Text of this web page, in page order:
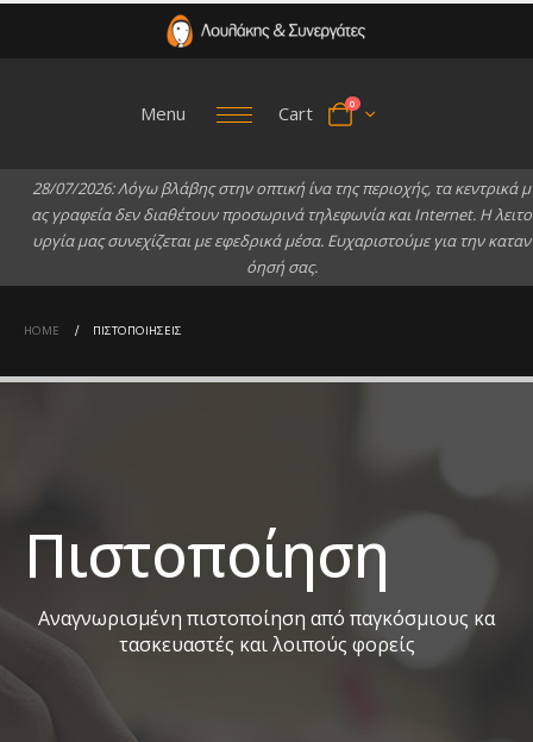
Menu Cart 0
28/07/2026:Λόγω βλάβης στην οπτική ίνα της περιοχής, τα κεντρικά μ
ας γραφεία δεν διαθέτουν προσωρινά τηλεφωνία και Internet. Ηλειτο
υργία μας συνεχίζεται με εφεδρικά μέσα. Ευχαριστούμε για την καταν
όησή σας.
HOME ΠΙΣΤΟΠΟΙΉΣΕΙΣ
Πιστοποίηση
Αναγνωρισμένη πιστοποίηση από παγκόσμιους κα
τασκευαστές και λοιπούς φορείς